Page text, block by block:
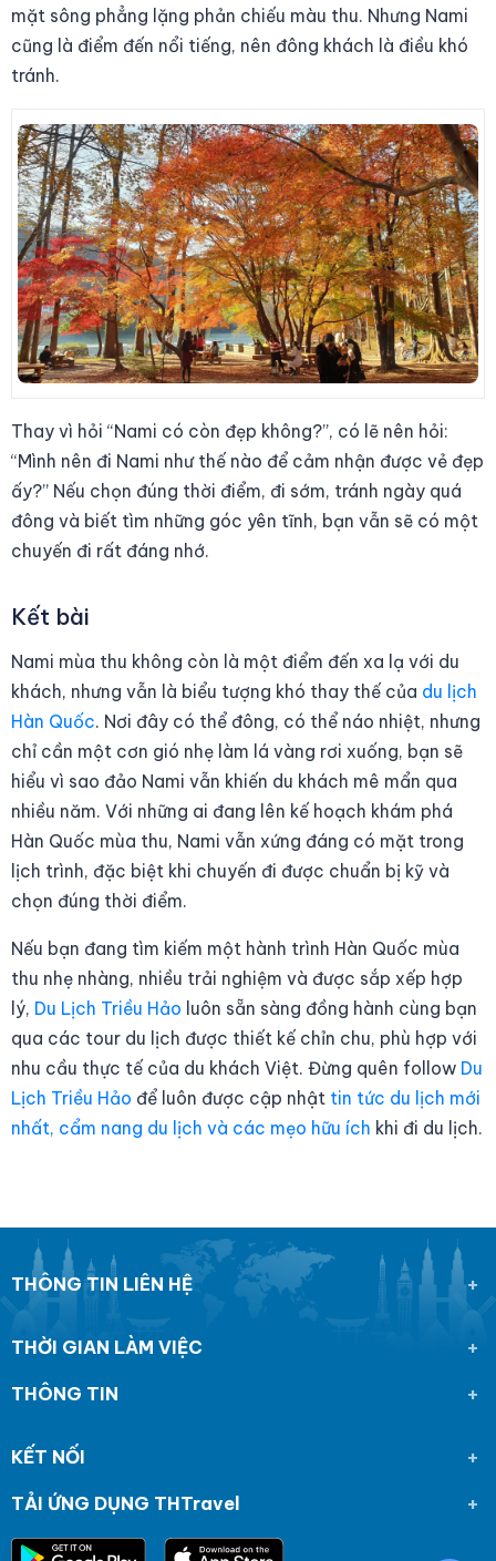
mặt sông phẳng lặng phản chiếu màu thu. Nhưng Nami
cũng là điểm đến nổi tiếng, nên đông khách là điều khó
tránh.
Thay vì hỏi “Nami có còn đẹp không?”, có lẽ nên hỏi:
“Mình nên đi Nami như thế nào để cảm nhận được vẻ đẹp
ấy?” Nếu chọn đúng thời điểm, đi sớm, tránh ngày quá
đông và biết tìm những góc yên tĩnh, bạn vẫn sẽ có một
chuyến đi rất đáng nhớ.
Kết bài
Nami mùa thu không còn là một điểm đến xa lạ với du
khách, nhưng vẫn là biểu tượng khó thay thế của du lịch
Hàn Quốc. Nơi đây có thể đông, có thể náo nhiệt, nhưng
chỉ cần một cơn gió nhẹ làm lá vàng rơi xuống, bạn sẽ
hiểu vì sao đảo Nami vẫn khiến du khách mê mẩn qua
nhiều năm. Với những ai đang lên kế hoạch khám phá
Hàn Quốc mùa thu, Nami vẫn xứng đáng có mặt trong
lịch trình, đặc biệt khi chuyến đi được chuẩn bị kỹ và
chọn đúng thời điểm.
Nếu bạn đang tìm kiếm một hành trình Hàn Quốc mùa
thu nhẹ nhàng, nhiều trải nghiệm và được sắp xếp hợp
lý, Du Lịch Triều Hảo luôn sẵn sàng đồng hành cùng bạn
qua các tour du lịch được thiết kế chỉn chu, phù hợp với
nhu cầu thực tế của du khách Việt. Đừng quên follow Du
Lịch Triều Hảo để luôn được cập nhật tin tức du lịch mới
nhất, cẩm nang du lịch và các mẹo hữu ích khi đi du lịch.
THÔNG TIN LIÊN HỆ
THỜI GIAN LÀM VIỆC
THÔNG TIN
KẾT NỐI
TẢI ỨNG DỤNG THTravel